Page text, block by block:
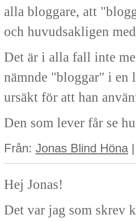
alla bloggare, att
och huvudsakligen
Det är i alla fall inte
nämnde "bloggar" i en
ursäkt för att han
Den som lever får se
Från: Jonas Blind Höna|
Hej Jonas!
Det var jag som skrev